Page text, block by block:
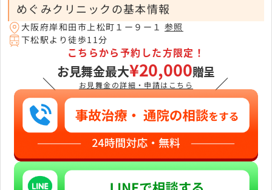
めぐみクリニックの基本情報
大阪府岸和田市上松町１ー９ー１参照
下松駅より徒歩11分
＼
こちらから予約した方限定！
お見舞金最大¥20,000贈呈
お見舞金の詳細・申請はこちら ／